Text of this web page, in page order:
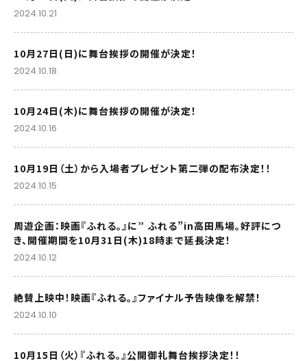
2024.10.21
10月27日(日)に舞台挨拶の開催が決定！
2024.10.18
10月24日(木)に舞台挨拶の開催が決定！
2024.10.16
10月19日（土）から入場者プレゼント第二弾の配布決定！！
2024.10.15
周遊企画：映画『ふれる。』に” ふれる”in高田馬場。好評につ
き、開催期間を10月31日(木)18時まで延長決定！
2024.10.12
絶賛上映中！映画『ふれる。』ファイナル予告映像を解禁！
2024.10.10
10月15日（火）『ふれる。』公開御礼舞台挨拶決定！！